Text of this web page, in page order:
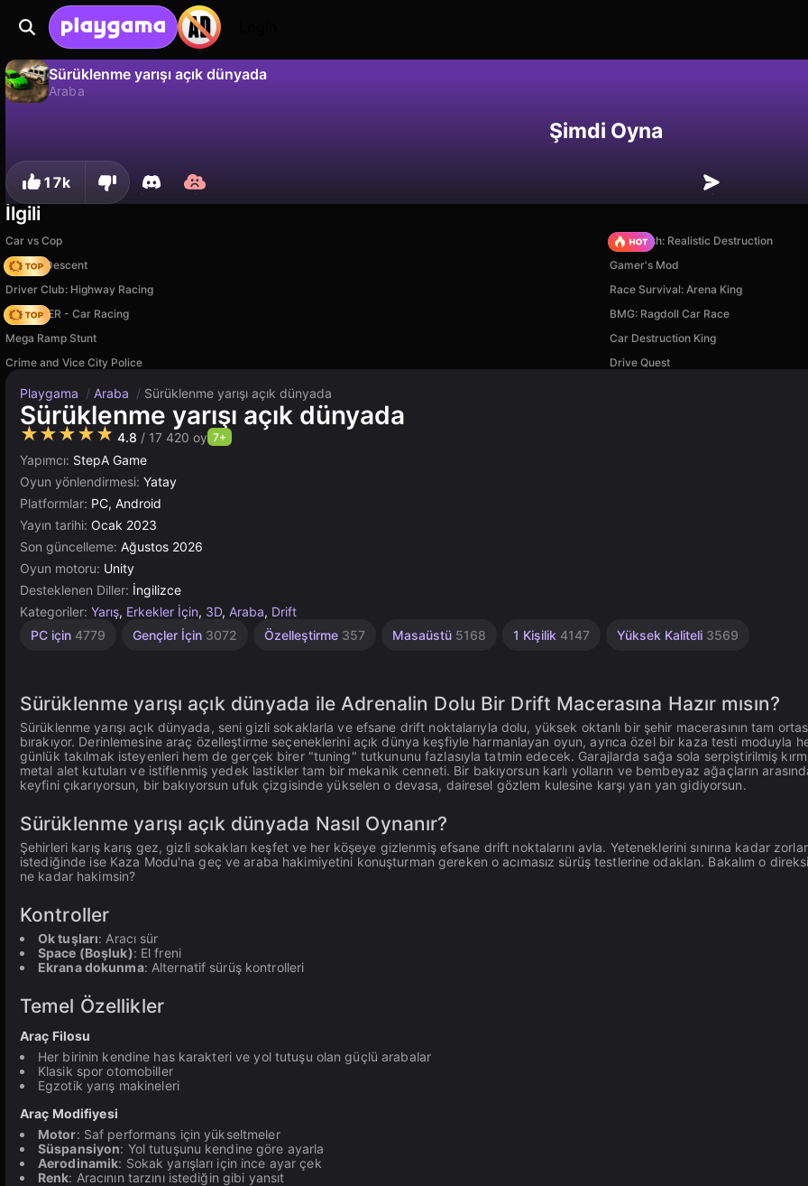
Sürüklenme yarışı açık dünyada
Araba
Şimdi Oyna
17k
İlgili
Car vs Cop
Car Crush: Realistic Destruction
Deadly Descent
Gamer's Mod
Driver Club: Highway Racing
Race Survival: Arena King
MR RACER - Car Racing
BMG: Ragdoll Car Race
Mega Ramp Stunt
Car Destruction King
Crime and Vice City Police
Drive Quest
Playgama / Araba / Sürüklenme yarışı açık dünyada
Sürüklenme yarışı açık dünyada
★★★★★ 4.8 / 17 420 oy 7+
Yapımcı: StepA Game
Oyun yönlendirmesi: Yatay
Platformlar: PC, Android
Yayın tarihi: Ocak 2023
Son güncelleme: Ağustos 2026
Oyun motoru: Unity
Desteklenen Diller: İngilizce
Kategoriler: Yarış, Erkekler İçin, 3D, Araba, Drift
PC için 4779 Gençler İçin 3072 Özelleştirme 357 Masaüstü 5168 1 Kişilik 4147 Yüksek Kaliteli 3569
Açık
Tarayıcı
Unity
Sürüklenme yarışı açık dünyada ile Adrenalin Dolu Bir Drift Macerasına Hazır mısın?
Sürüklenme yarışı açık dünyada, seni gizli sokaklarla ve efsane drift noktalarıyla dolu, yüksek oktanlı bir şehir macerasının tam
bırakıyor. Derinlemesine araç özelleştirme seçeneklerini açık dünya keşfiyle harmanlayan oyun, ayrıca özel bir kaza testi moduyla
günlük takılmak isteyenleri hem de gerçek birer "tuning" tutkununu fazlasıyla tatmin edecek. Garajlarda sağa sola serpiştirilmiş
metal alet kutuları ve istiflenmiş yedek lastikler tam bir mekanik cenneti. Bir bakıyorsun karlı yolların ve bembeyaz ağaçların
keyfini çıkarıyorsun, bir bakıyorsun ufuk çizgisinde yükselen o devasa, dairesel gözlem kulesine karşı yan yan gidiyorsun.
Sürüklenme yarışı açık dünyada Nasıl Oynanır?
Şehirleri karış karış gez, gizli sokakları keşfet ve her köşeye gizlenmiş efsane drift noktalarını avla. Yeteneklerini sınırına kadar
istediğinde ise Kaza Modu'na geç ve araba hakimiyetini konuşturman gereken o acımasız sürüş testlerine odaklan. Bakalım o
ne kadar hakimsin?
Kontroller
Ok tuşları: Aracı sür
Space (Boşluk): El freni
Ekrana dokunma: Alternatif sürüş kontrolleri
Temel Özellikler
Araç Filosu
Her birinin kendine has karakteri ve yol tutuşu olan güçlü arabalar
Klasik spor otomobiller
Egzotik yarış makineleri
Araç Modifiyesi
Motor: Saf performans için yükseltmeler
Süspansiyon: Yol tutuşunu kendine göre ayarla
Aerodinamik: Sokak yarışları için ince ayar çek
Renk: Aracının tarzını istediğin gibi yansıt